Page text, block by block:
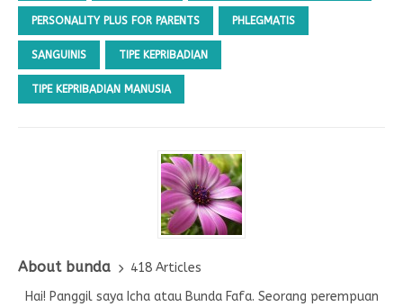
PERSONALITY PLUS FOR PARENTS PHLEGMATIS
SANGUINIS TIPE KEPRIBADIAN
TIPE KEPRIBADIAN MANUSIA
About bunda
418 Articles
Hai! Panggil saya Icha atau Bunda Fafa. Seorang perempuan